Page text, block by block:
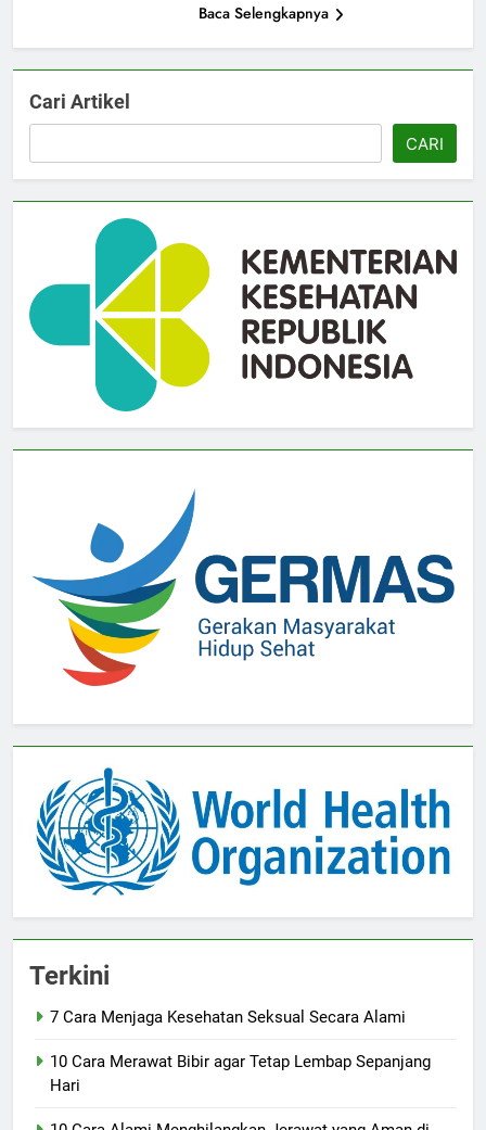
Baca Selengkapnya
Cari Artikel
CARI
Terkini
7 Cara Menjaga Kesehatan Seksual Secara Alami
10 Cara Merawat Bibir agar Tetap Lembap Sepanjang
Hari